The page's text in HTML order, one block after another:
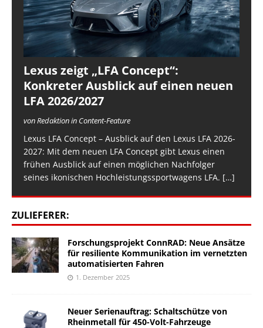
Lexus zeigt „LFA Concept“:
Konkreter Ausblick auf einen neuen
LFA 2026/2027
von Redaktion in Content-Feature
Lexus LFA Concept – Ausblick auf den Lexus LFA 2026-
2027: Mit dem neuen LFA Concept gibt Lexus einen
frühen Ausblick auf einen möglichen Nachfolger
seines ikonischen Hochleistungssportwagens LFA. […]
ZULIEFERER:
Forschungsprojekt ConnRAD: Neue Ansätze
für resiliente Kommunikation im vernetzten
automatisierten Fahren
1. Dezember 2025
Neuer Serienauftrag: Schaltschütze von
Rheinmetall für 450-Volt-Fahrzeuge